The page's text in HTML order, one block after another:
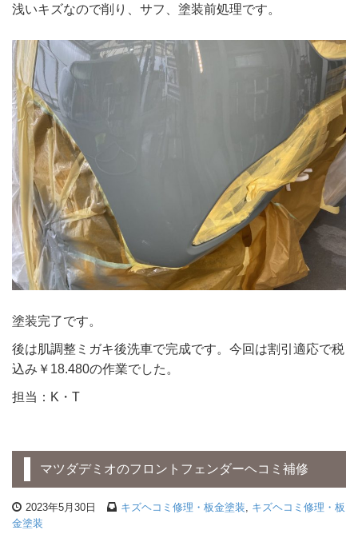
浅いキズなので削り、サフ、塗装前処理です。
塗装完了です。
後は肌調整ミガキ後洗車で完成です。今回は割引適応で税
込み￥18.480の作業でした。
担当：K・T
マツダデミオのフロントフェンダーヘコミ補修
2023年5月30日 キズヘコミ修理・板金塗装, キズヘコミ修理・板
金塗装